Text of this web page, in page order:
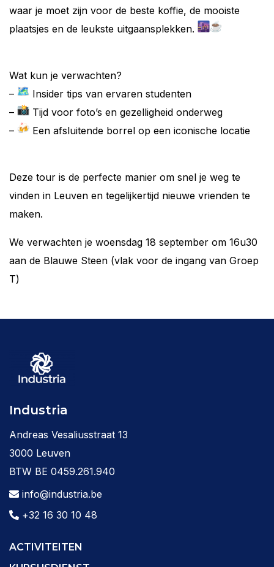
waar je moet zijn voor de beste koffie, de mooiste
plaatsjes en de leukste uitgaansplekken.
Wat kun je verwachten?
–
Insider tips van ervaren studenten
–
Tijd voor foto’s en gezelligheid onderweg
–
Een afsluitende borrel op een iconische locatie
Deze tour is de perfecte manier om snel je weg te
vinden in Leuven en tegelijkertijd nieuwe vrienden te
maken.
We verwachten je woensdag 18 september om 16u30
aan de Blauwe Steen (vlak voor de ingang van Groep
T)
Industria
Andreas Vesaliusstraat 13
3000 Leuven
BTW BE 0459.261.940
info@industria.be
+32 16 30 10 48
ACTIVITEITEN